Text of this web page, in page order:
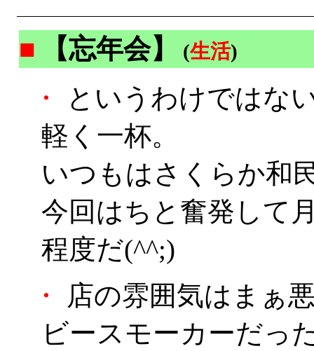
■ 【忘年会】 (生活)
・
というわけではな
軽く一杯。
いつもはさくらか和
今回はちと奮発して
程度だ(^^;)
・
店の雰囲気はまぁ
ビースモーカーだっ